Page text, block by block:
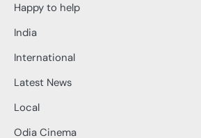
Happy to help
India
International
Latest News
Local
Odia Cinema